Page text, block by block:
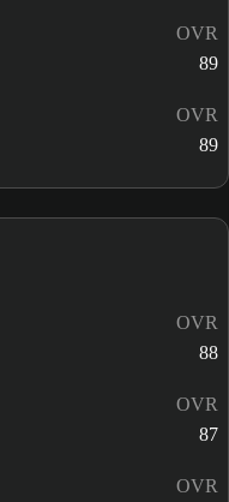
OVR
89
OVR
89
OVR
88
OVR
87
OVR